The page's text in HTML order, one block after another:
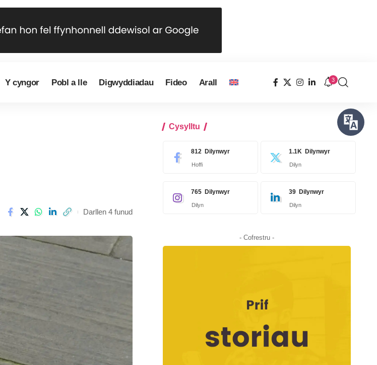
Y cyngor Pobl a lle Digwyddiadau Fideo Arall 3
Darllen 4 funud
Cysylltu
812 Dilynwyr
Hoffi
1.1K Dilynwyr
Dilyn
765 Dilynwyr
Dilyn
39 Dilynwyr
Dilyn
- Cofrestru -